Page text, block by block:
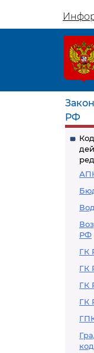
РФ
РФ
ГК
ГК
ГК
ГК